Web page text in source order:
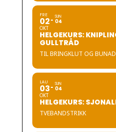
FRE
02
OKT
SUN
04
HELGEKURS:
GULLTRÅD
TIL BRINGKLUT OG BUNAD
LAU
03
OKT
SUN
04
HELGEKURS:
TVEBANDSTRIKK